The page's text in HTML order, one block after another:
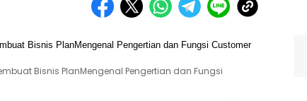
Bisnis PlanMengenal Pengertian dan Fungsi